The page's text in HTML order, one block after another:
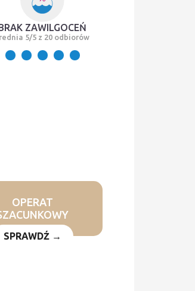
ZAWILGOCEŃ
5/5 z 20 odbiorów
OPERAT
SPRAWDŹ →